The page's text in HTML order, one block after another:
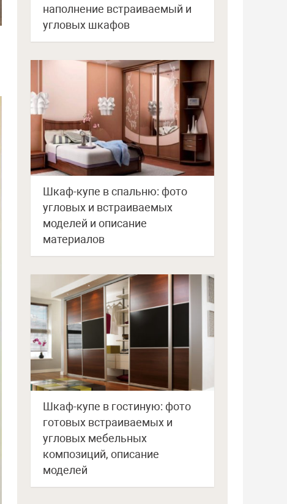
наполнение встраиваемый и
угловых шкафов
Шкаф-купе в спальню: фото
угловых и встраиваемых
моделей и описание
материалов
Шкаф-купе в гостиную: фото
готовых встраиваемых и
угловых мебельных
композиций, описание
моделей